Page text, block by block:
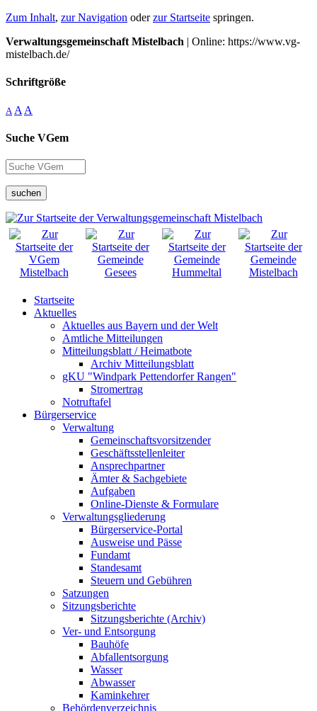
Zum Inhalt, zur Navigation oderzur Startseite springen.
Verwaltungsgemeinschaft Mistelbach | Online: https://www.vg-
mistelbach.de/
Schriftgröße
A A A
Suche VGem
suchen
Startseite
Aktuelles
Aktuelles aus Bayern und der Welt
Amtliche Mitteilungen
Mitteilungsblatt / Heimatbote
Archiv Mitteilungsblatt
gKU "Windpark Pettendorfer Rangen"
Stromertrag
Notruftafel
Bürgerservice
Verwaltung
Gemeinschaftsvorsitzender
Geschäftsstellenleiter
Ansprechpartner
Ämter & Sachgebiete
Aufgaben
Online-Dienste & Formulare
Verwaltungsgliederung
Bürgerservice-Portal
Ausweise und Pässe
Fundamt
Standesamt
Steuern und Gebühren
Satzungen
Sitzungsberichte
Sitzungsberichte (Archiv)
Ver- und Entsorgung
Bauhöfe
Abfallentsorgung
Wasser
Abwasser
Kaminkehrer
Behördenverzeichnis